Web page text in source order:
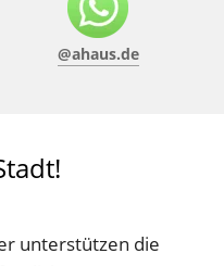
@ahaus.de
unterstützen die